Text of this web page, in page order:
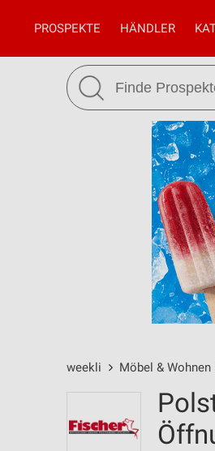
PROSPEKTE HÄNDLER
weekli Möbel &